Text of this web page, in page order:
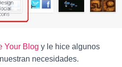
Your Blog y le hice algunos
necesidades.